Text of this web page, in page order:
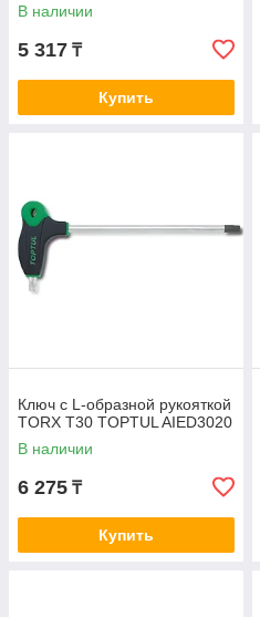
В наличии
5 317 ₸
Купить
Ключ с L-образной рукояткой
TORX T30 TOPTUL AIED3020
В наличии
6 275 ₸
Купить